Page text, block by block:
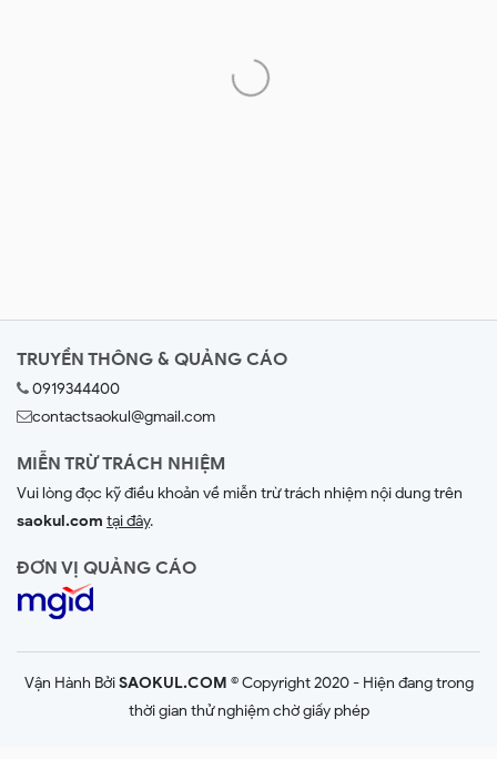
TRUYỀN THÔNG & QUẢNG CÁO
0919344400
contactsaokul@gmail.com
MIỄN TRỪ TRÁCH NHIỆM
Vui lòng đọc kỹ điều khoản về miễn trừ trách nhiệm nội dung trên
saokul.com tại đây.
ĐƠN VỊ QUẢNG CÁO
Vận Hành BởiSAOKUL.COM © Copyright 2020 - Hiện đang trong
thời gian thử nghiệm chờ giấy phép